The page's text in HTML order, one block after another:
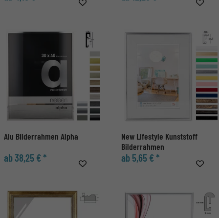
Alu Bilderrahmen Alpha
ab 38,25 € *
New Lifestyle Kunststoff
Bilderrahmen
ab 5,65 € *